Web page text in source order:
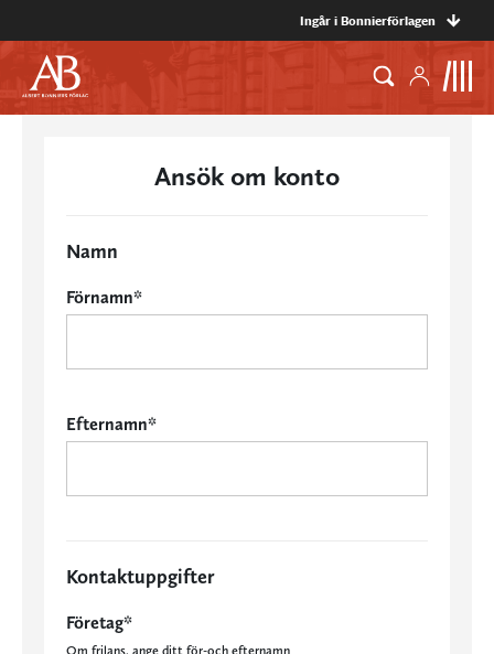
Ingår i Bonnierförlagen
Ansök om konto
Namn
Förnamn*
Efternamn*
Kontaktuppgifter
Företag*
Om frilans, ange ditt för-och efternamn